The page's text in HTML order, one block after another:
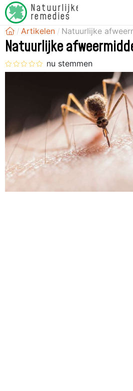
Natuurlijke
remedies
Artikelen Natuurlijke
Natuurlijke